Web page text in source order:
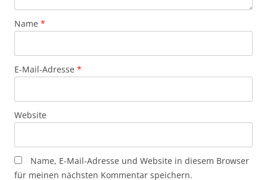
Name *
E-Mail-Adresse *
Website
Name, E-Mail-Adresse und Website in diesem Browser
für meinen nächsten Kommentar speichern.